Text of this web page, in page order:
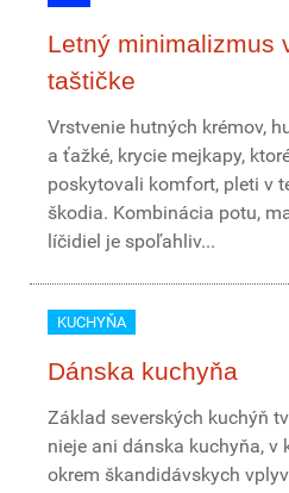
Letný minimalizmus
taštičke
Vrstvenie hutných krémov,
a ťažké, krycie mejkapy,
poskytovali komfort, pleti v
škodia. Kombinácia potu,
líčidiel je spoľahliv...
KUCHYŇA
Dánska kuchyňa
Základ severských kuchýň
nieje ani dánska kuchyňa, v
okrem škandidávskych